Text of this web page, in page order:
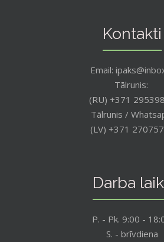
Kontakti
Email:
Tālrunis:
(RU) +371
Tālrunis /
(LV) +371
Darba
P. - Pk. 9:00 -
S. - brīvdiena